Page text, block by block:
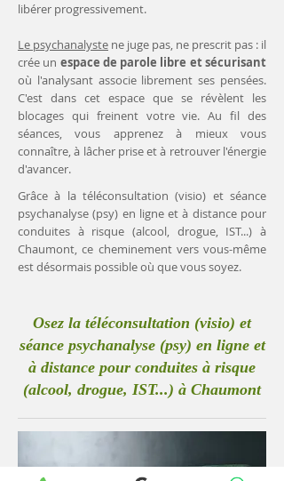
libérer progressivement.
Le psychanalyste ne juge pas, ne prescrit pas : il
crée un espace de parole libre et sécurisant
où l'analysant associe librement ses pensées.
C'est dans cet espace que se révèlent les
blocages qui freinent votre vie. Au fil des
séances, vous apprenez à mieux vous
connaître, à lâcher prise et à retrouver l'énergie
d'avancer.
Grâce à la téléconsultation (visio) et séance
psychanalyse (psy) en ligne et à distance pour
conduites à risque (alcool, drogue, IST...) à
Chaumont, ce cheminement vers vous-même
est désormais possible où que vous soyez.
Osez la téléconsultation (visio) et
séance psychanalyse (psy) en ligne et
à distance pour conduites à risque
(alcool, drogue, IST...) à Chaumont